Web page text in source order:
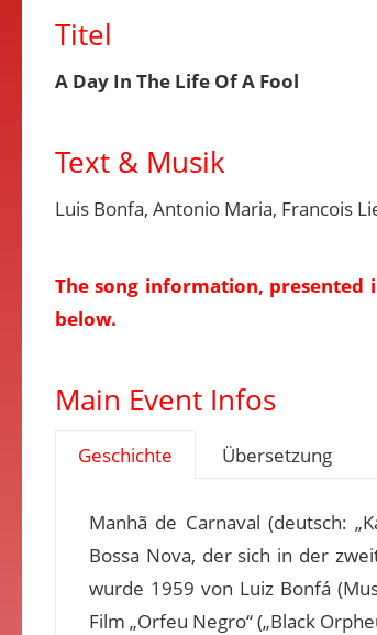
Titel
A Day In The Life Of A Fool
Text & Musik
Luis Bonfa, Antonio Maria, Francois
The song information, presented
below.
Main Event Infos
Geschichte Übersetzung
Manhã de Carnaval (deutsch:
Bossa Nova, der sich in der
wurde 1959 von Luiz Bonfá
Film „Orfeu Negro“ („Black